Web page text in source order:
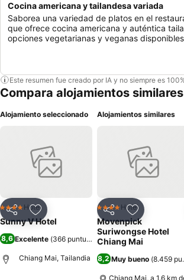
Cocina americana y tailandesa variada
Saborea una variedad de platos en el
que ofrece cocina americana y auténtica
opciones vegetarianas y veganas
Este resumen fue creado por IA y no siempre es
Compara alojamientos similares
Alojamiento seleccionado
CompartirAgregar a favoritos
4 EstrellasHotel
Sunny V Hotel
8,6Excelente (366 puntuaciones)
Chiang Mai, Tailandia
Alojamientos similares
CompartirAgregar a
4 EstrellasHotel
Movenpick
Suriwongse Hotel
Chiang Mai
8,2 Muy bueno (8.459
Chiang Mai, a 1.6 km